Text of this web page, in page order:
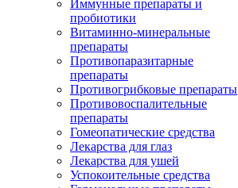
Иммунные препараты и
пробиотики
Витаминно-минеральные
препараты
Противопаразитарные
препараты
Противогрибковые препараты
Противовоспалительные
препараты
Гомеопатические средства
Лекарства для глаз
Лекарства для ушей
Успокоительные средства